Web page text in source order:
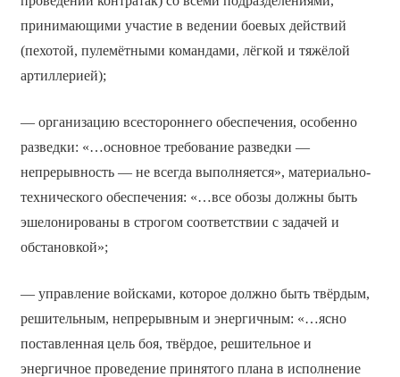
принимающими участие в ведении боевых действий
(пехотой, пулемётными командами, лёгкой и тяжёлой
артиллерией);
— организацию всестороннего обеспечения, особенно
разведки: «…основное требование разведки —
непрерывность — не всегда выполняется», материально-
технического обеспечения: «…все обозы должны быть
эшелонированы в строгом соответствии с задачей и
обстановкой»;
— управление войсками, которое должно быть твёрдым,
решительным, непрерывным и энергичным: «…ясно
поставленная цель боя, твёрдое, решительное и
энергичное проведение принятого плана в исполнение